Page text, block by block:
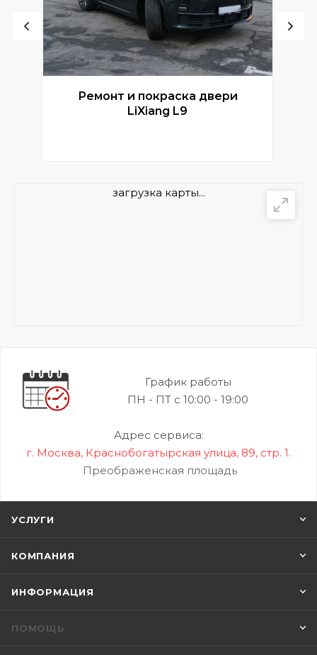
Ремонт и покраска двери
LiXiang L9
загрузка карты...
График работы
ПН - ПТ с 10:00 - 19:00
Адрес сервиса:
г. Москва, Краснобогатырская улица, 89, стр. 1.
Преображенская площадь
УСЛУГИ
КОМПАНИЯ
ИНФОРМАЦИЯ
ПОМОЩЬ